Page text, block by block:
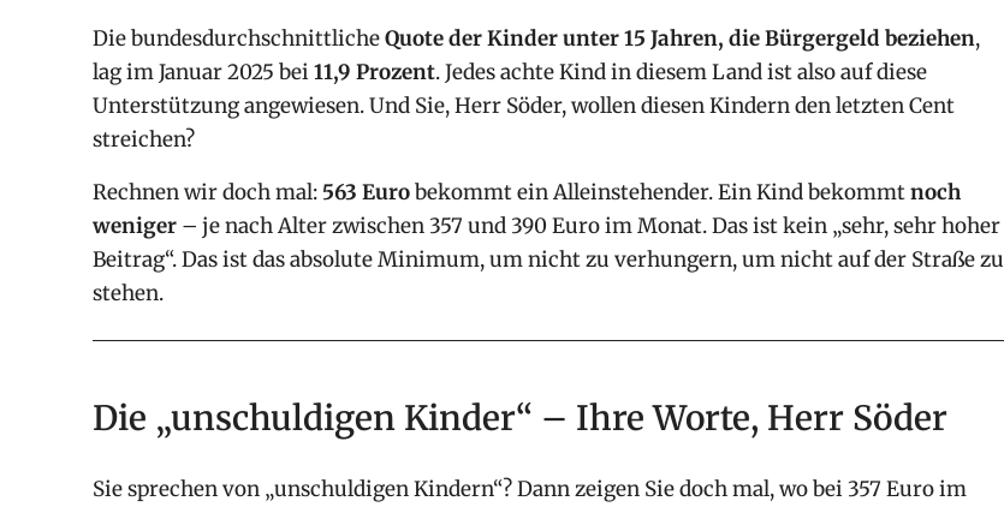
Die bundesdurchschnittlicheQuote der Kinder unter 15 Jahren, die Bürgergeld beziehen,
lag im Januar 2025 bei 11,9 Prozent. Jedes achte Kind in diesem Land ist also auf diese
Unterstützung angewiesen. Und Sie, Herr Söder, wollen diesen Kindern den letzten Cent
streichen?
Rechnen wir doch mal: 563 Eurobekommt ein Alleinstehender. Ein Kind bekommtnoch
weniger – je nach Alter zwischen 357 und 390 Euro im Monat. Das ist kein „sehr, sehr hoher
Beitrag“. Das ist das absolute Minimum, um nicht zu verhungern, um nicht auf der Straße zu
stehen.
Die „unschuldigen Kinder“ – Ihre Worte, Herr Söder
Sie sprechen von „unschuldigen Kindern“? Dann zeigen Sie doch mal, wo bei 357 Euro im